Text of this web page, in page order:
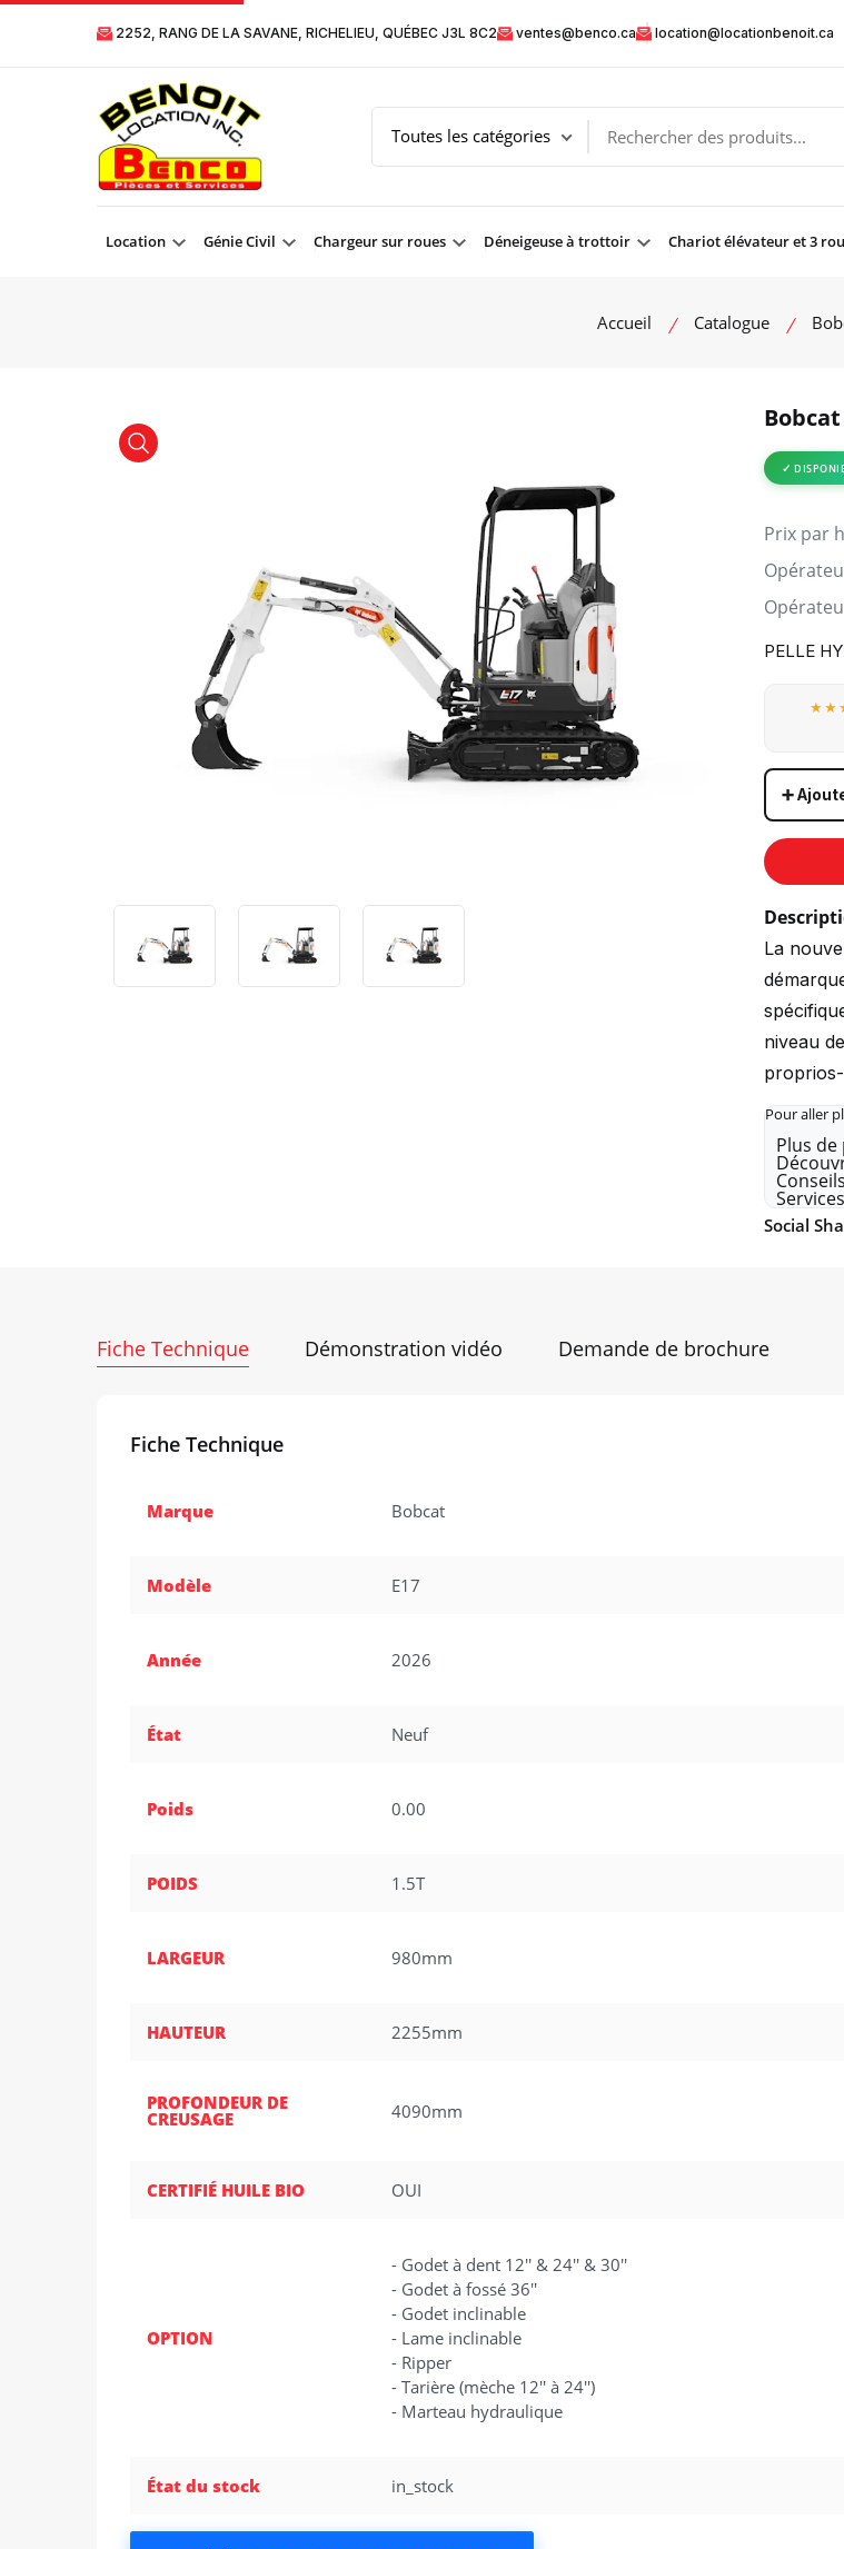
2252, RANG DE LA SAVANE, RICHELIEU, QUÉBEC J3L 8C2 ventes@benco.ca location@locationbenoit.ca
Location Génie Civil Chargeur sur roues Déneigeuse à trottoir Chariot élévateur et 3
Accueil Catalogue
product view product
Bobcat
Prix par
PELLE
➕
La
niveau
Pour aller
Plus
Social
Fiche Technique Démonstration vidéo Demande de brochure
Fiche Technique
Marque Bobcat
Modèle E17
Année 2026
État Neuf
Poids 0.00
POIDS 1.5T
LARGEUR 980mm
HAUTEUR 2255mm
PROFONDEUR DE
CREUSAGE 4090mm
CERTIFIÉ HUILE BIO OUI
OPTION
- Godet à dent 12'' & 24'' & 30''
- Godet à fossé 36''
- Godet inclinable
- Lame inclinable
- Ripper
- Tarière (mèche 12'' à 24'')
- Marteau hydraulique
État du stock in_stock